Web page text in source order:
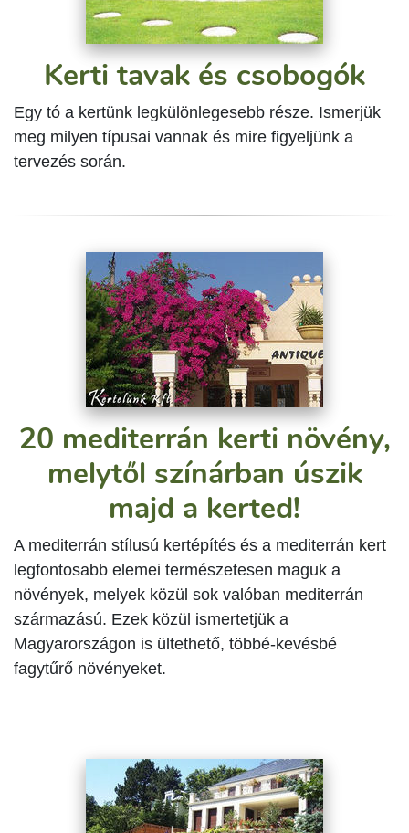
Kerti tavak és csobogók
Egy tó a kertünk legkülönlegesebb része. Ismerjük
meg milyen típusai vannak és mire figyeljünk a
tervezés során.
20 mediterrán kerti növény,
melytől színárban úszik
majd a kerted!
A mediterrán stílusú kertépítés és a mediterrán kert
legfontosabb elemei természetesen maguk a
növények, melyek közül sok valóban mediterrán
származású. Ezek közül ismertetjük a
Magyarországon is ültethető, többé-kevésbé
fagytűrő növényeket.